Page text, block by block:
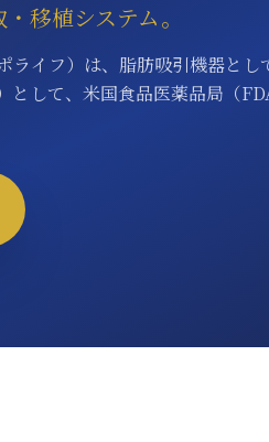
移植システム。
イフ）は、脂肪吸引機器とし
して、米国食品医薬品局（